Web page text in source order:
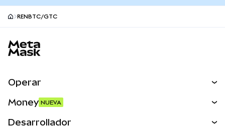
RENBTC/GTC
Operar
Money NUEVA
Desarrollador